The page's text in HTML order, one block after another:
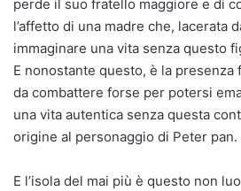
perde il suo fratello maggiore e di
l’affetto di una madre che, lacerata
immaginare una vita senza questo
E nonostante questo, è la
da combattere forse per potersi
una vita autentica senza questa
origine al personaggio di Peter pan.
E l’isola del mai più è questo non